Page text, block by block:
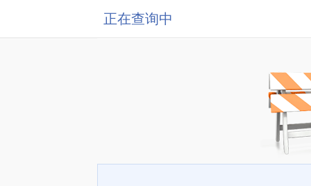
正在查询中